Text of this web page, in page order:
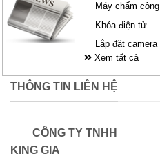
Máy chấm công
Khóa điện tử
Lắp đặt camera
Xem tất cả
THÔNG TIN LIÊN HỆ
CÔNG TY TNHH
KING GIA